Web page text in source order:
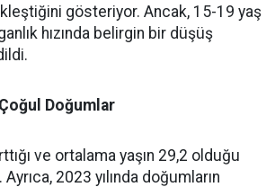
gösteriyor. Ancak, 15-19 yaş
hızında belirgin bir düşüş
Doğumlar
ve ortalama yaşın 29,2 olduğu
2023 yılında doğumların